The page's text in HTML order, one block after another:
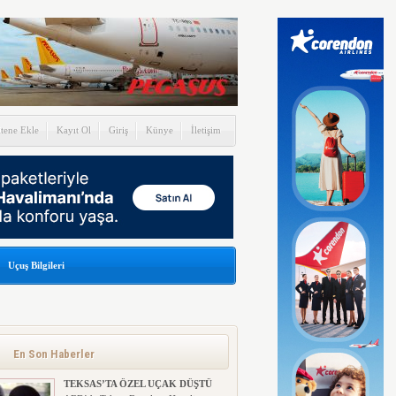
Ekle Kayıt Ol Giriş Künye İletişim
Uçuş Bilgileri
En Son Haberler
BULUŞTU! (VİDEOLU)
olan İstanbul Havalimanı’nı...
TEKSAS’TA ÖZEL UÇAK DÜŞTÜ